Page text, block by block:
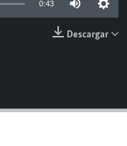
0:43
Descargar